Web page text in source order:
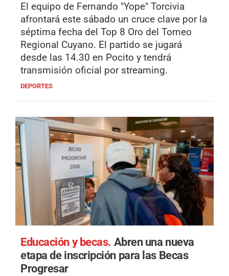
El equipo de Fernando "Yope" Torcivia
afrontará este sábado un cruce clave por la
séptima fecha del Top 8 Oro del Torneo
Regional Cuyano. El partido se jugará
desde las 14.30 en Pocito y tendrá
transmisión oficial por streaming.
DEPORTES
Educación y becas. Abren una nueva
etapa de inscripción para las Becas
Progresar